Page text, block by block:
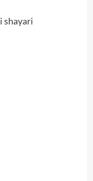
shayari